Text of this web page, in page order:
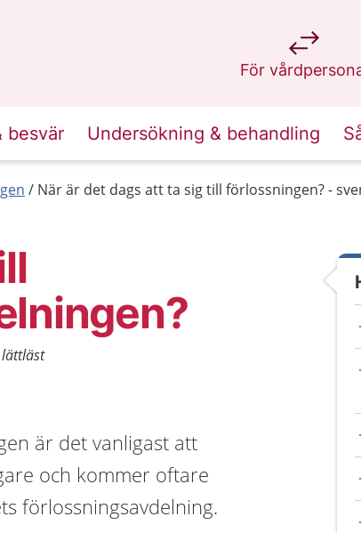
För
på 1177.se
besvär Undersökning & behandling
När är det dags att ta sig till förlossningen? -
lättläst
är det vanligast att
och kommer oftare
förlossningsavdelning.